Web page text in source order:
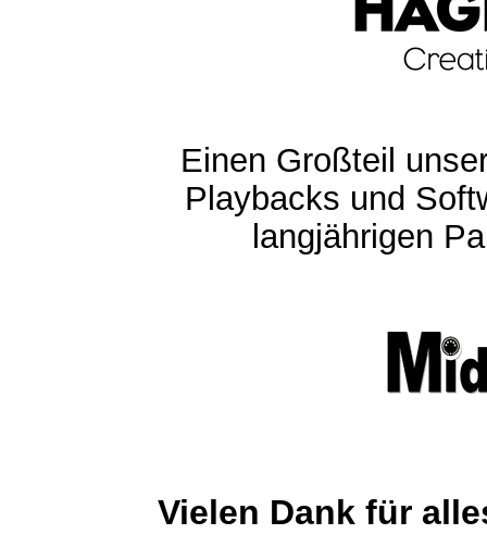
Einen Großteil
Playbacks und
langjährigen
Vielen Dank für